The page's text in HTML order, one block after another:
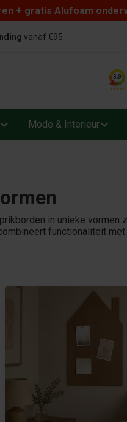
+ gratis Alufoam
vanaf €95
Mode & Interieur
in unieke vormen
functionaliteit